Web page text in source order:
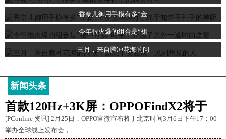
香奈儿御用手模有多“金
今年很火爆的组合是“裙
三月，来自腾冲花海的问
新闻头条
首款120Hz+3K屏：OPPOFindX2将于
[PConline 资讯] 2月25日，OPPO官微宣布将于北京时间3月6日下午17：00
举办全球线上发布会，...